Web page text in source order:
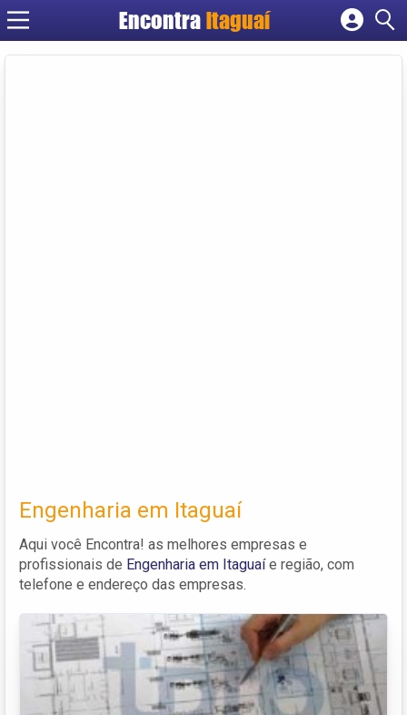
EncontraItaguaí
Cadastrar empresa
Engenharia em Itaguaí
Aqui você Encontra! as melhores empresas e
profissionais de Engenharia em Itaguaíe região, com
telefone e endereço das empresas.